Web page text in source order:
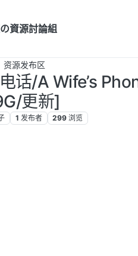
資源討論組
资源发布区
话/A Wife’s
更新]
1 发布者 299 浏览